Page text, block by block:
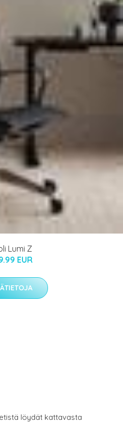
Lumi Z
EUR
löydät kattavasta